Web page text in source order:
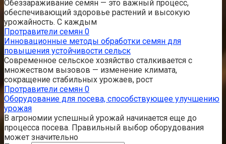
Обеззараживание семян — это важный процесс,
обеспечивающий здоровье растений и высокую
урожайность. С каждым
Протравители семян 0
Инновационные методы обработки семян для
повышения устойчивости сельск
Современное сельское хозяйство сталкивается с
множеством вызовов — изменение климата,
сокращение стабильных урожаев, рост
Протравители семян 0
Оборудование для посева, способствующее улучшению
урожая
В агрономии успешный урожай начинается еще до
процесса посева. Правильный выбор оборудования
может значительно